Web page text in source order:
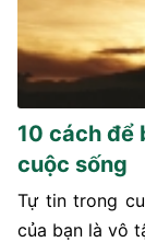
10 cách để
cuộc sống
Tự tin trong
của bạn là vô